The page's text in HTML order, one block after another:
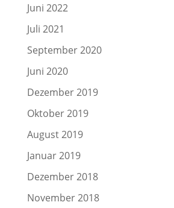
Juni 2022
Juli 2021
September 2020
Juni 2020
Dezember 2019
Oktober 2019
August 2019
Januar 2019
Dezember 2018
November 2018